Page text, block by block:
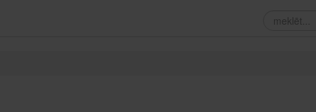
meklēt...